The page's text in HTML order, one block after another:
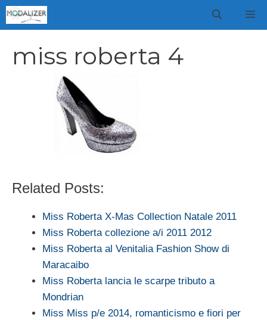
Vai
al
miss roberta 4
Related Posts:
Miss Roberta X-Mas Collection Natale 2011
Miss Roberta collezione a/i 2011 2012
Miss Roberta al Venitalia Fashion Show di
Maracaibo
Miss Roberta lancia le scarpe tributo a
Mondrian
Miss Miss p/e 2014, romanticismo e fiori per